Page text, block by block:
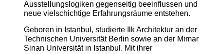
Ausstellungslogiken gegenseitig beeinflussen und
neue vielschichtige Erfahrungsräume entstehen.
Geboren in Istanbul, studierte Ilk Architektur an der
Technischen Universität Berlin sowie an der Mimar
Sinan Universität in Istanbul. Mit ihrer